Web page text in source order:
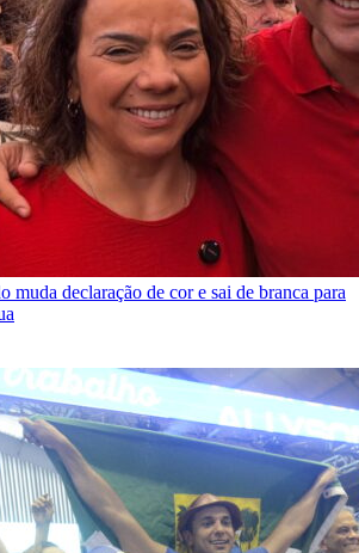
muda declaração de cor e sai de branca para